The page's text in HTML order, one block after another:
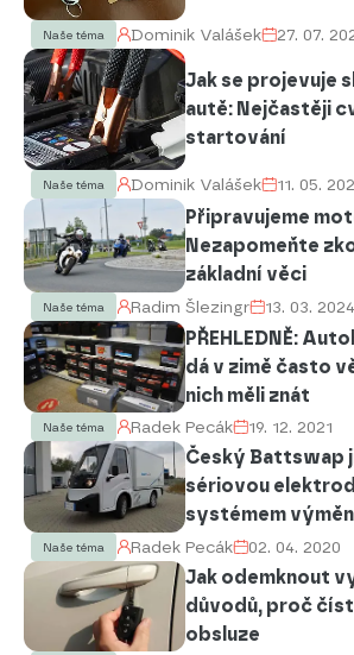
Naše téma Dominik Valášek 27. 07.
Jak se projevuje
autě: Nejčastěji
startování
Naše téma Dominik Valášek 11. 05.
Připravujeme
Nezapomeňte
základní věci
Naše téma Radim Šlezingr 13. 03. 2024
PŘEHLEDNĚ:
dá v zimě často
nich měli znát
Naše téma Radek Pecák 19. 12. 2021
Český Battswap
sériovou
systémem
Naše téma Radek Pecák 02. 04. 2020
Jak odemknout
důvodů, proč
obsluze